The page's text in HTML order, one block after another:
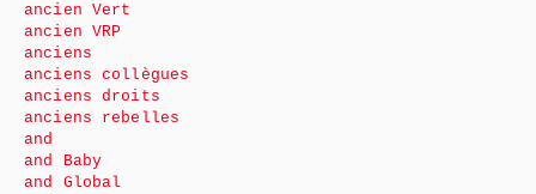
ancien Vert
ancien VRP
anciens
anciens collègues
anciens droits
anciens rebelles
and
and Baby
and Global